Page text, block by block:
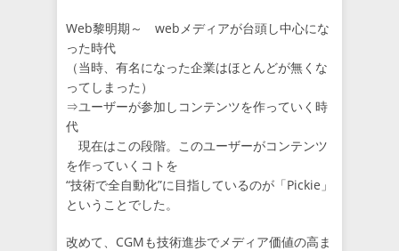
Web黎明期～ webメディアが台頭し中心にな
った時代
（当時、有名になった企業はほとんどが無くな
ってしまった）
⇒ユーザーが参加しコンテンツを作っていく時
代
現在はこの段階。このユーザーがコンテンツ
を作っていくコトを
“技術で全自動化”に目指しているのが「Pickie」
ということでした。
改めて、CGMも技術進歩でメディア価値の高ま